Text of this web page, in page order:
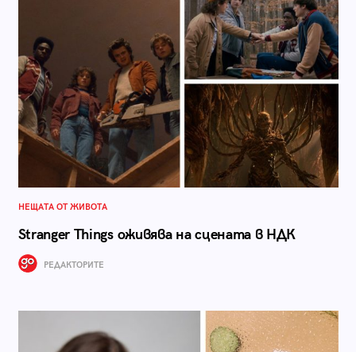
НЕЩАТА ОТ ЖИВОТА
Stranger Things оживява на сцената в НДК
РЕДАКТОРИТЕ